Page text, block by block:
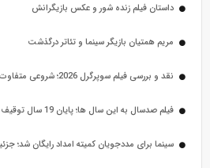
داستان فیلم زنده شور و عکس بازیگرانش
مریم همتیان بازیگر سینما و تئاتر درگذشت
نقد و بررسی فیلم سوپرگرل 2026؛ شروعی متفاوت در دنیای دی‌سی
فیلم صدسال به این سال‌ ها؛ پایان 19 سال توقیف و اکران آنلاین
سینما برای مددجویان کمیته امداد رایگان شد؛